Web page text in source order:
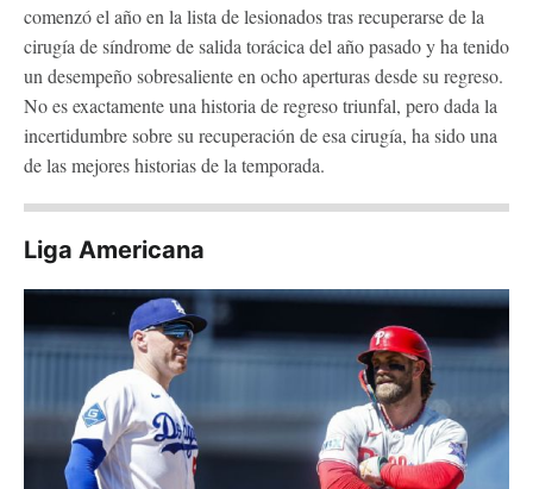
comenzó el año en la lista de lesionados tras recuperarse de la
cirugía de síndrome de salida torácica del año pasado y ha tenido
un desempeño sobresaliente en ocho aperturas desde su regreso.
No es exactamente una historia de regreso triunfal, pero dada la
incertidumbre sobre su recuperación de esa cirugía, ha sido una
de las mejores historias de la temporada.
Liga Americana